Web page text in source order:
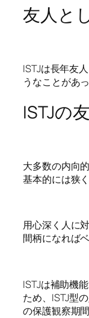
友人と
ISTJは長年友
うなことがあ
ISTJの
大多数の内向
基本的には狭
用心深く人に
間柄になれば
ISTJは補助機
ため、ISTJ型
の保護観察期